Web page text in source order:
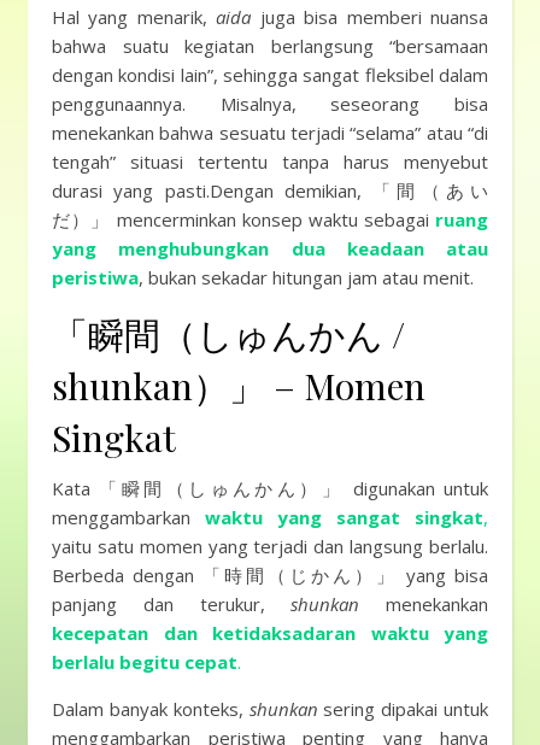
Hal yang menarik,aida juga bisa memberi nuansa
bahwa suatu kegiatan berlangsung “bersamaan
dengan kondisi lain”, sehingga sangat fleksibel dalam
penggunaannya. Misalnya, seseorang bisa
menekankan bahwa sesuatu terjadi “selama” atau “di
tengah” situasi tertentu tanpa harus menyebut
durasi yang pasti.Dengan demikian, 「間（あい
だ）」 mencerminkan konsep waktu sebagai ruang
yang menghubungkan dua keadaan atau
peristiwa, bukan sekadar hitungan jam atau menit.
「瞬間（しゅんかん /
shunkan）」 – Momen
Singkat
Kata 「瞬間（しゅんかん）」 digunakan untuk
menggambarkan waktu yang sangat singkat,
yaitu satu momen yang terjadi dan langsung berlalu.
Berbeda dengan 「時間（じかん）」 yang bisa
panjang dan terukur,shunkan menekankan
kecepatan dan ketidaksadaran waktu yang
berlalu begitu cepat.
Dalam banyak konteks, shunkan sering dipakai untuk
menggambarkan peristiwa penting yang hanya